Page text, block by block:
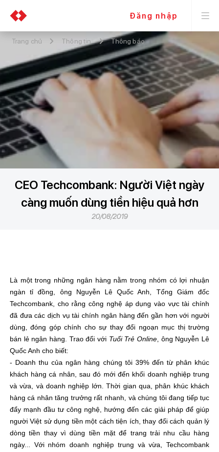
Đăng nhập
Trang chủ Thông tin Thông báo
CEO Techcombank: Người Việt ngày
càng muốn dùng tiền hiệu quả hơn
20/08/2019
Là một trong những ngân hàng nằm trong nhóm có lợi nhuận
ngàn tỉ đồng, ông Nguyễn Lê Quốc Anh, Tổng Giám đốc
Techcombank, cho rằng công nghệ áp dụng vào vực tài chính
đã đưa các dịch vụ tài chính ngân hàng đến gần hơn với người
dùng, đóng góp chính cho sự thay đổi ngoạn mục thị trường
bán lẻ ngân hàng.
Trao đổi với Tuổi Trẻ Online , ông Nguyễn Lê
Quốc Anh cho biết:
- Doanh thu của ngân hàng chúng tôi 39% đến từ phân khúc
khách hàng cá nhân, sau đó mới đến khối doanh nghiệp trung
và vừa, và doanh nghiệp lớn. Thời gian qua, phân khúc khách
hàng cá nhân tăng trưởng rất nhanh, và chúng tôi đang tiếp tục
đẩy mạnh đầu tư công nghệ, hướng đến các giải pháp để giúp
người Việt sử dụng tiền một cách tiện ích, thay đổi cách quản lý
dòng tiền thay vì dùng tiền mặt để trang trải nhu cầu hàng
ngày... Với nhóm doanh nghiệp trung và vừa, Techcombank